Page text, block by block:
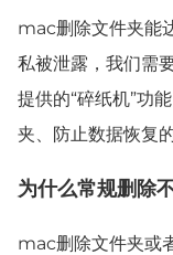
mac删除文件夹能
私被泄露，我们需
提供的“碎纸机”功
夹、防止数据恢复
为什么常规删除
mac删除文件夹或